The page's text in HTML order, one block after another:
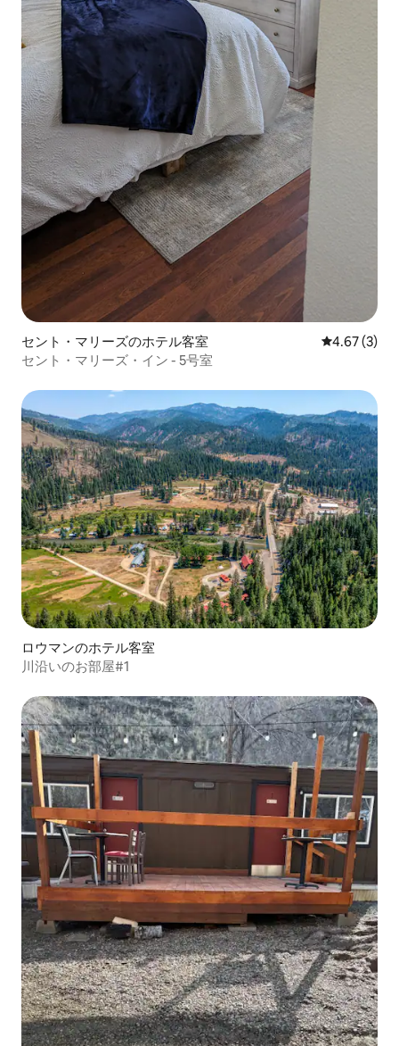
セント・マリーズのホテル客室 レビュー3
4.67 (3)
セント・マリーズ・イン - 5号室
ロウマンのホテル客室
川沿いのお部屋#1